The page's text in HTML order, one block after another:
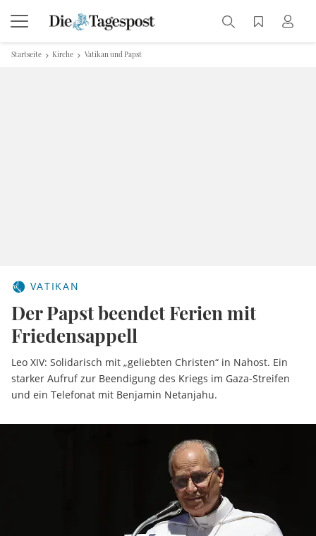
Startseite Kirche Vatikan und Papst
VATIKAN
Der Papst beendet Ferien mit
Friedensappell
Leo XIV: Solidarisch mit „geliebten Christen“ in Nahost. Ein
starker Aufruf zur Beendigung des Kriegs im Gaza-Streifen
und ein Telefonat mit Benjamin Netanjahu.